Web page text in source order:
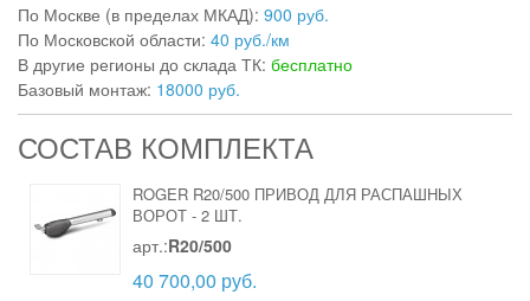
По Москве (в пределах МКАД): 900 руб.
По Московской области: 40 руб./км
В другие регионы до склада ТК: бесплатно
Базовый монтаж: 18000 руб.
СОСТАВ КОМПЛЕКТА
ROGER R20/500 ПРИВОД ДЛЯ РАСПАШНЫХ
ВОРОТ - 2 ШТ.
арт.:R20/500
40 700,00 руб.